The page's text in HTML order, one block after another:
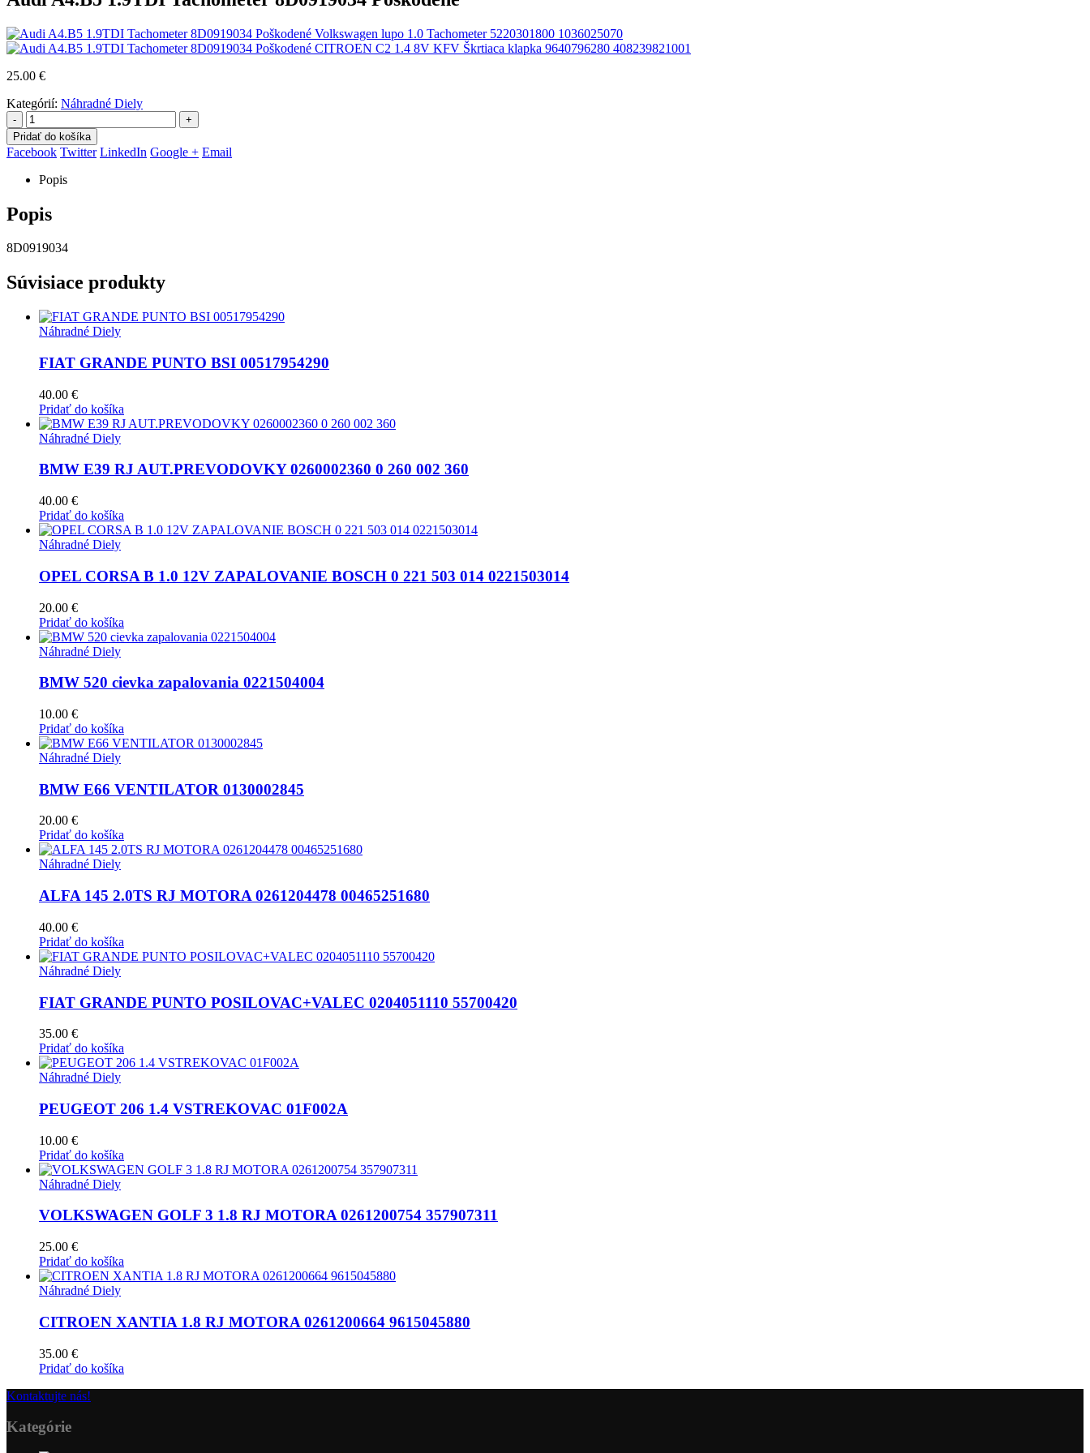
Volkswagen lupo 1.0 Tachometer 5220301800 1036025070
CITROEN C2 1.4 8V KFV Škrtiaca klapka 9640796280 408239821001
25.00 €
Kategórií: Náhradné Diely
-
+
Pridať do košíka
Facebook Twitter LinkedIn Google + Email
Popis
Popis
8D0919034
Súvisiace produkty
Náhradné Diely
FIAT GRANDE PUNTO BSI 00517954290
40.00 €
Pridať do košíka
Náhradné Diely
BMW E39 RJ AUT.PREVODOVKY 0260002360 0 260 002 360
40.00 €
Pridať do košíka
Náhradné Diely
OPEL CORSA B 1.0 12V ZAPALOVANIE BOSCH 0 221 503 014 0221503014
20.00 €
Pridať do košíka
Náhradné Diely
BMW 520 cievka zapalovania 0221504004
10.00 €
Pridať do košíka
Náhradné Diely
BMW E66 VENTILATOR 0130002845
20.00 €
Pridať do košíka
Náhradné Diely
ALFA 145 2.0TS RJ MOTORA 0261204478 00465251680
40.00 €
Pridať do košíka
Náhradné Diely
FIAT GRANDE PUNTO POSILOVAC+VALEC 0204051110 55700420
35.00 €
Pridať do košíka
Náhradné Diely
PEUGEOT 206 1.4 VSTREKOVAC 01F002A
10.00 €
Pridať do košíka
Náhradné Diely
VOLKSWAGEN GOLF 3 1.8 RJ MOTORA 0261200754 357907311
25.00 €
Pridať do košíka
Náhradné Diely
CITROEN XANTIA 1.8 RJ MOTORA 0261200664 9615045880
35.00 €
Pridať do košíka
Kontaktujte nás!
Kategórie